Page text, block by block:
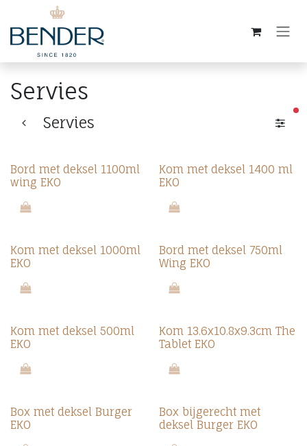
Overslaan naar inhoud
Servies
Servies
Bord met deksel 1100ml
wing EKO
Kom met deksel 1400 ml
EKO
Kom met deksel 1000ml
EKO
Bord met deksel 750ml
Wing EKO
Kom met deksel 500ml
EKO
Kom 13.6x10.8x9.3cm The
Tablet EKO
Box met deksel Burger
EKO
Box bijgerecht met
deksel Burger EKO